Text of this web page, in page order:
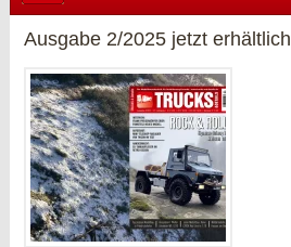
Ausgabe 2/2025 jetzt erhältlich